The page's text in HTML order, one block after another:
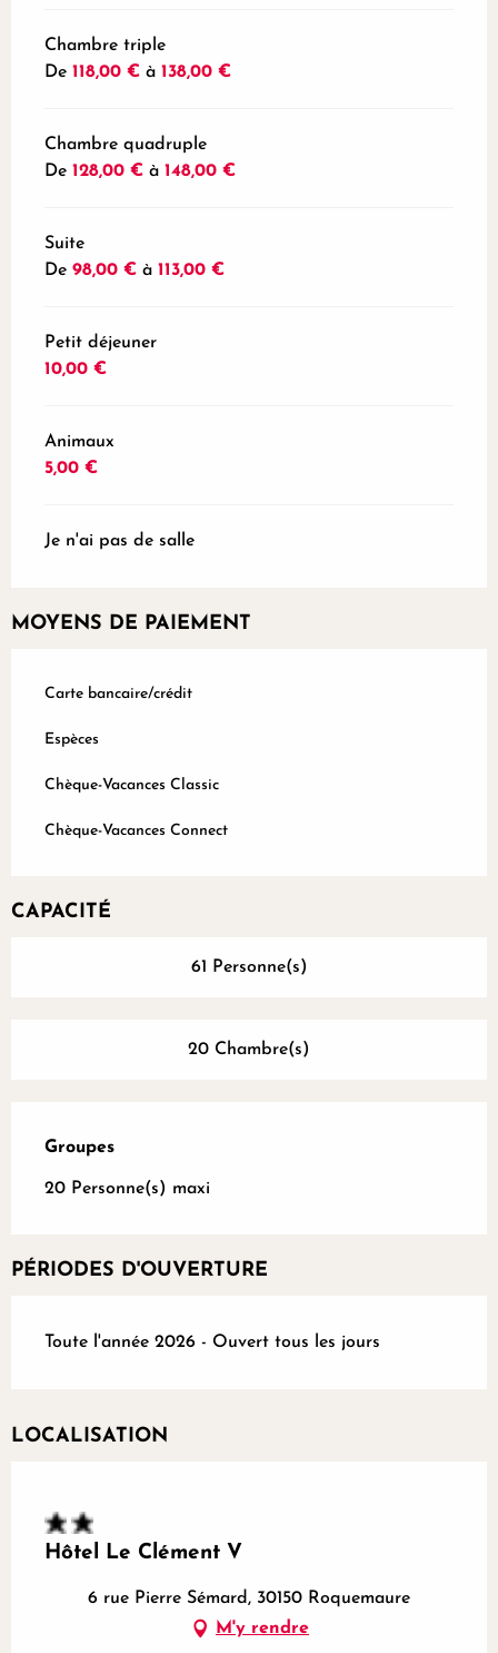
Chambre triple
De 118,00 € à 138,00 €
Chambre quadruple
De 128,00 € à 148,00 €
Suite
De 98,00 € à 113,00 €
Petit déjeuner
10,00 €
Animaux
5,00 €
Je n'ai pas de salle
MOYENS DE PAIEMENT
Carte bancaire/crédit
Espèces
Chèque-Vacances Classic
Chèque-Vacances Connect
CAPACITÉ
61 Personne(s)
20 Chambre(s)
Groupes
Groupes
20 Personne(s) maxi
PÉRIODES D'OUVERTURE
Toute l'année 2026 - Ouvert tous les jours
LOCALISATION
Hôtel Le Clément V
6 rue Pierre Sémard, 30150 Roquemaure
M'y rendre